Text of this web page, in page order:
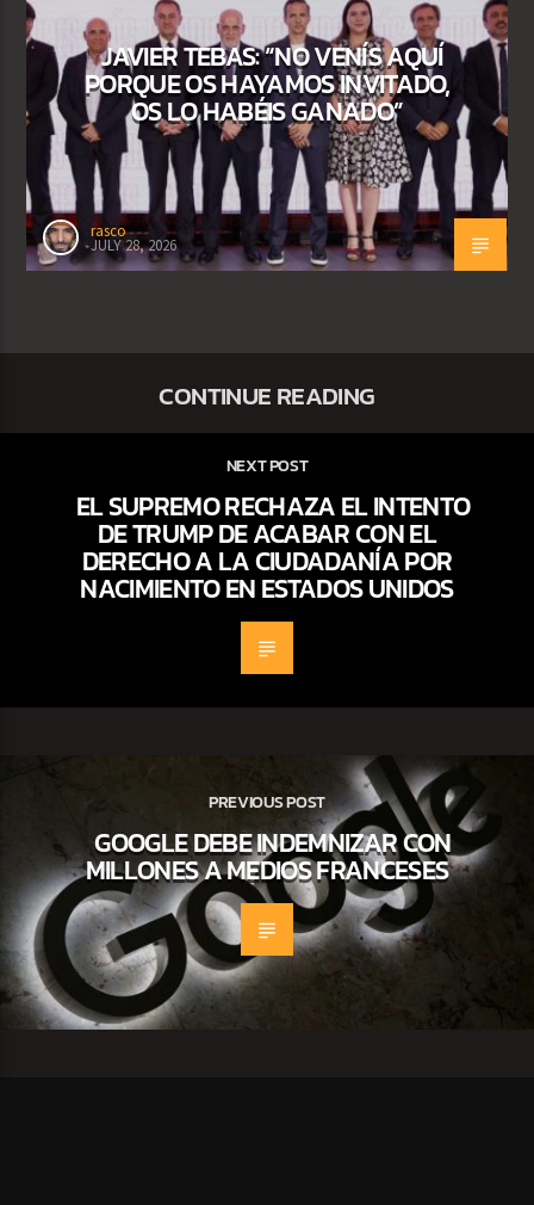
JAVIER TEBAS: “NO VENÍS AQUÍ
PORQUE OS HAYAMOS INVITADO,
OS LO HABÉIS GANADO”
rasco
JULY 28, 2026
CONTINUE READING
NEXT POST
EL SUPREMO RECHAZA EL INTENTO
DE TRUMP DE ACABAR CON EL
DERECHO A LA CIUDADANÍA POR
NACIMIENTO EN ESTADOS UNIDOS
PREVIOUS POST
GOOGLE DEBE INDEMNIZAR CON
MILLONES A MEDIOS FRANCESES